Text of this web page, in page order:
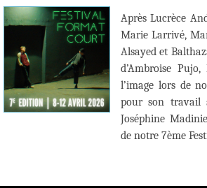
Après Lucrèce
Marie Larrivé,
Alsayed et
d’Ambroise
l’image lors de
pour son travail
Joséphine
de notre 7ème